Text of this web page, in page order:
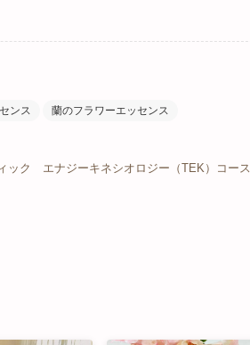
ンス 蘭のフラワーエッセンス
ック エナジーキネシオロジー（TEK）コース